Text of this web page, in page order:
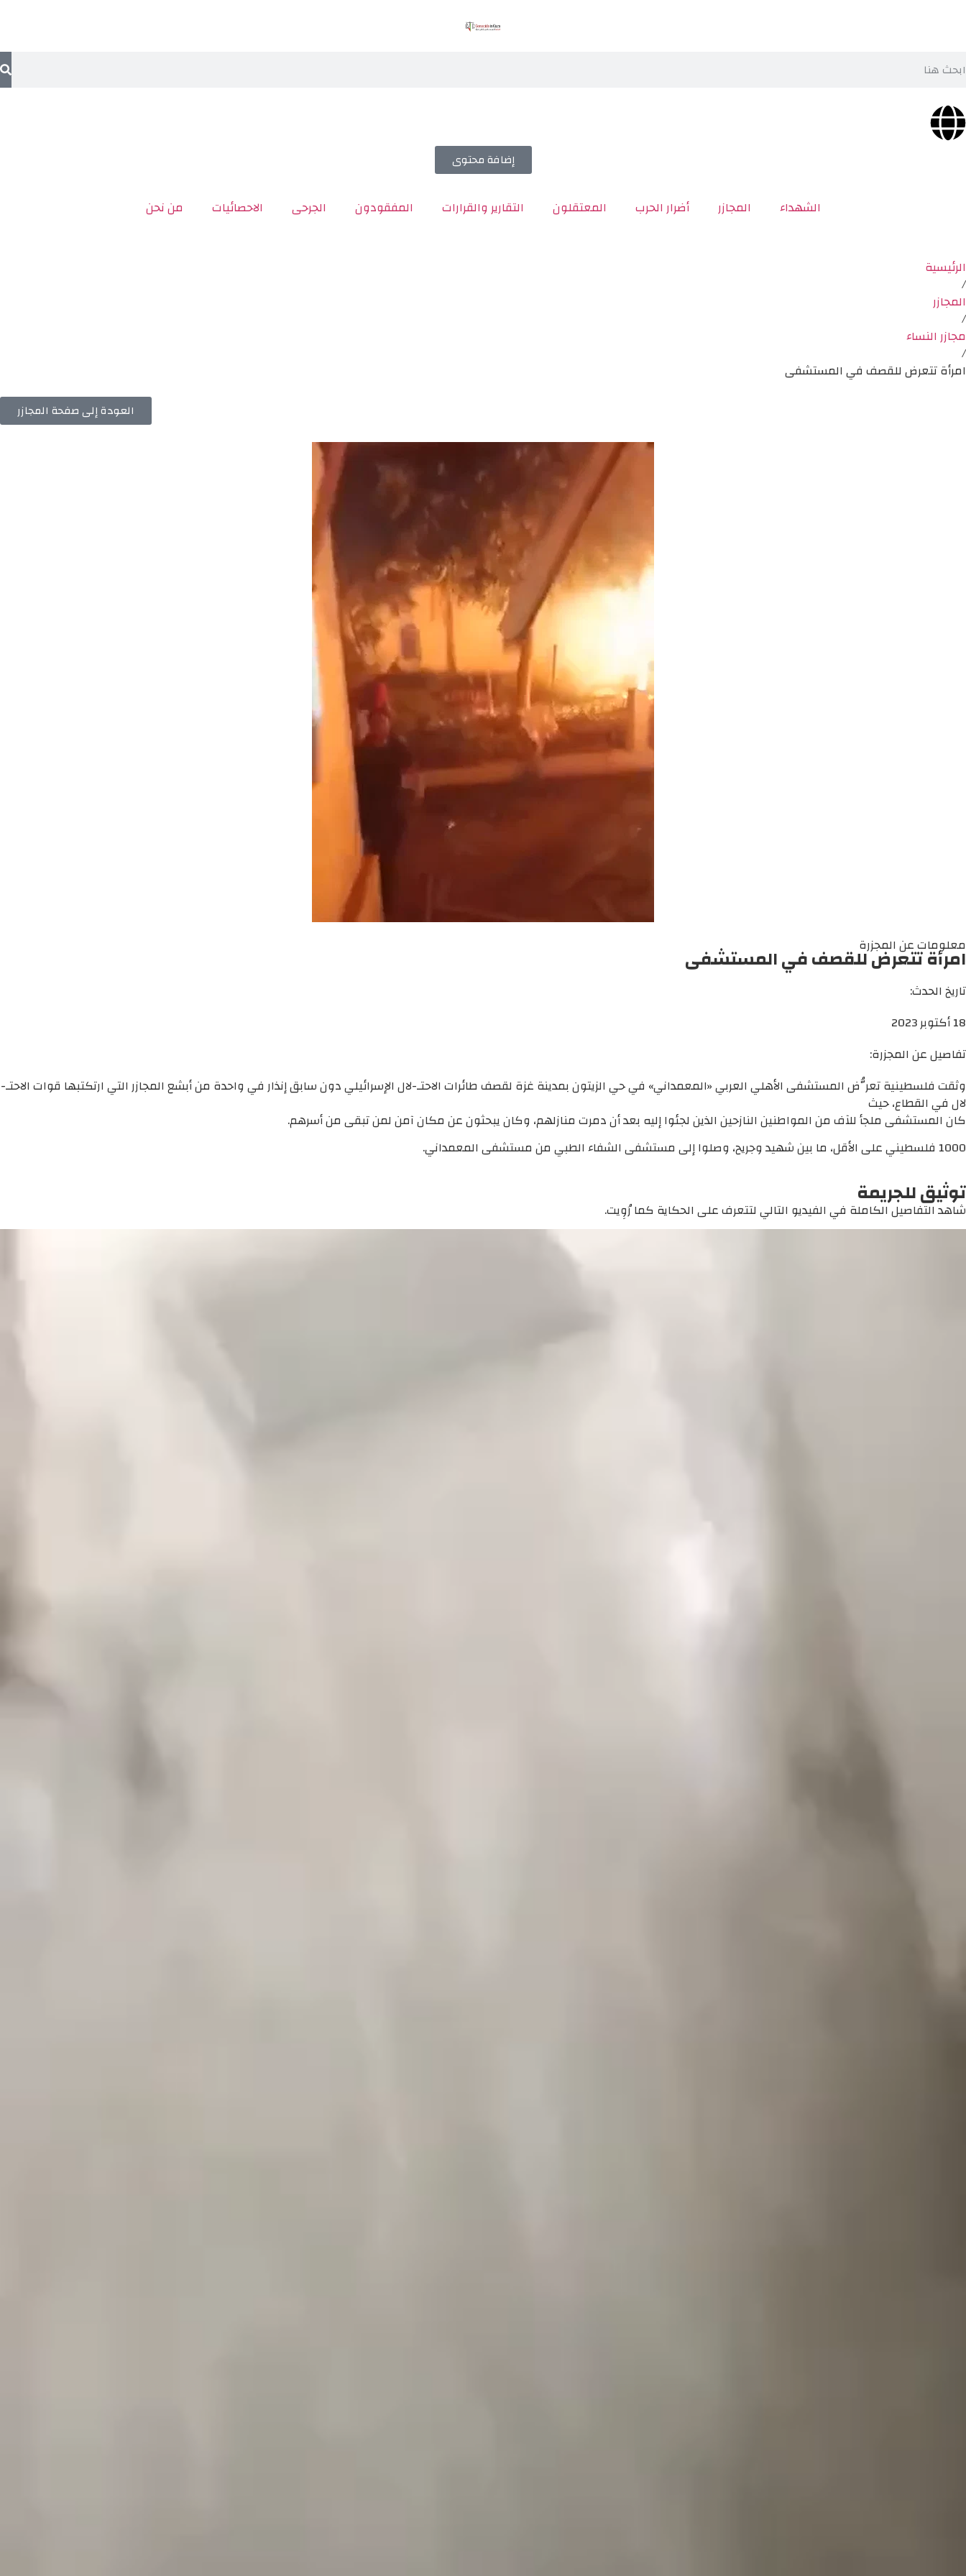
إضافة محتوى
الشهداء المجازر أضرار الحرب المعتقلون التقارير والقرارات المفقودون الجرحى الاحصائيات من نحن
الرئيسية
/
المجازر
/
مجازر النساء
/
امرأة تتعرض للقصف في المستشفى
العودة إلى صفحة المجازر
معلومات عن المجزرة
امرأة تتعرض للقصف في المستشفى
تاريخ الحدث:
18 أكتوبر 2023
تفاصيل عن المجزرة:
وثقت فلسطينية تعرُّض المستشفى الأهلي العربي «المعمداني» في حي الزيتون بمدينة غزة لقصف طائرات الاحتـ-لال الإسرائيلي دون سابق إنذار في واحدة من أبشع المجازر التي ارتكتبها قوات الاحتـ-
لال في القطاع، حيث
كان المستشفى ملجأ للآف من المواطنين النازحين الذين لجئوا إليه بعد أن دمرت منازلهم، وكان يبحثون عن مكان آمن لمن تبقى من أسرهم.
1000 فلسطيني على الأقل، ما بين شهيد وجريح، وصلوا إلى مستشفى الشفاء الطبي من مستشفى المعمداني.
توثيق للجريمة
شاهد التفاصيل الكاملة في الفيديو التالي لتتعرف على الحكاية كما رُوِيت.